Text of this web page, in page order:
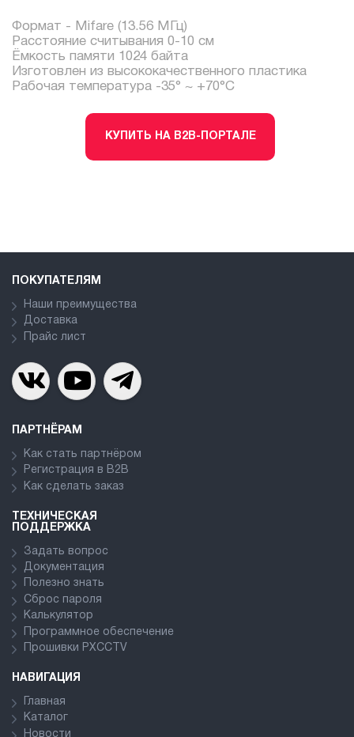
Формат - Mifare (13.56 МГц)
Расстояние считывания 0-10 см
Ёмкость памяти 1024 байта
Изготовлен из высококачественного пластика
Рабочая температура -35° ~ +70°С
КУПИТЬ НА B2B-ПОРТАЛЕ
ПОКУПАТЕЛЯМ
Наши преимущества
Доставка
Прайс лист
ПАРТНЁРАМ
Как стать партнёром
Регистрация в В2В
Как сделать заказ
ТЕХНИЧЕСКАЯ
ПОДДЕРЖКА
Задать вопрос
Документация
Полезно знать
Сброс пароля
Калькулятор
Программное обеспечение
Прошивки PXCCTV
НАВИГАЦИЯ
Главная
Каталог
Новости